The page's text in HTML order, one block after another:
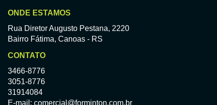
ONDE ESTAMOS
Rua Diretor Augusto Pestana, 2220
Bairro Fátima, Canoas - RS
CONTATO
3466-8776
3051-8776
31914084
E-mail: comercial@forminton.com.br